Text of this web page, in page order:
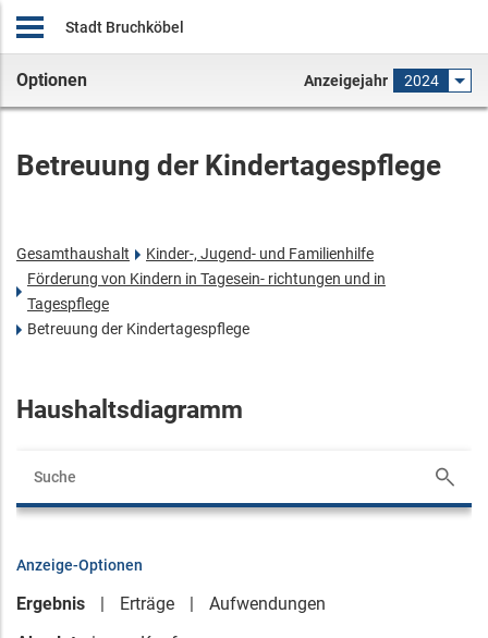
Stadt Bruchköbel
Optionen Anzeigejahr 2024
Betreuung der Kindertagespflege
Gesamthaushalt
Kinder-, Jugend- und Familienhilfe
Förderung von Kindern in Tagesein- richtungen und in
Tagespflege
Betreuung der Kindertagespflege
Haushaltsdiagramm
Anzeige-Optionen
Ergebnis Erträge
Aufwendungen